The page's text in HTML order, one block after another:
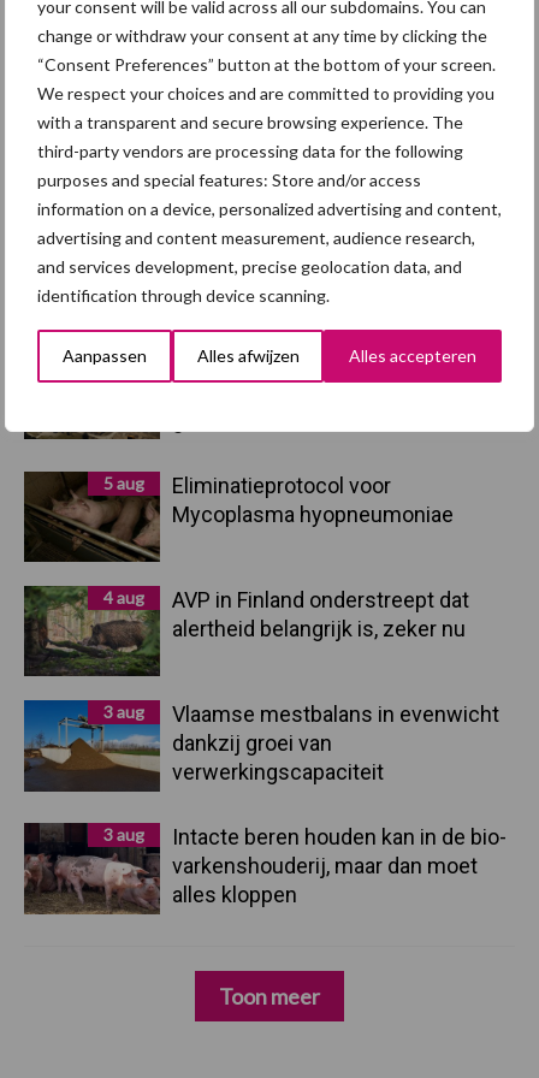
your consent will be valid across all our subdomains. You can
change or withdraw your consent at any time by clicking the
“Consent Preferences” button at the bottom of your screen.
We respect your choices and are committed to providing you
with a transparent and secure browsing experience. The
third-party vendors are processing data for the following
purposes and special features: Store and/or access
information on a device, personalized advertising and content,
advertising and content measurement, audience research,
and services development, precise geolocation data, and
identification through device scanning.
Aanpassen Alles afwijzen Alles accepteren
Primaire
Sidebar
Recent nieuws Partner nieuws
5 aug
“Vraag naar praktische
hygieneoplossingen is in Polen
5 aug
Eliminatieprotocol voor
Mycoplasma hyopneumoniae
4 aug
AVP in Finland onderstreept dat
alertheid belangrijk is, zeker nu
3 aug
Vlaamse mestbalans in evenwicht
dankzij groei van
verwerkingscapaciteit
3 aug
Intacte beren houden kan in de bio-
varkenshouderij, maar dan moet
alles kloppen
Toon meer
DierengezondheidHuisvesting
Toon meer